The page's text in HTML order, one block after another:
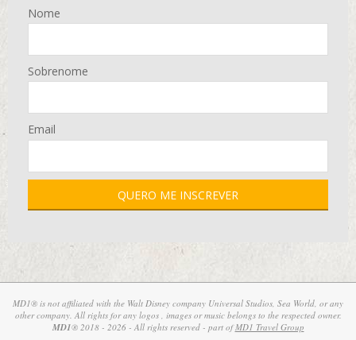
Nome
Sobrenome
Email
MD1® is not affiliated with the Walt Disney company Universal Studios, Sea World, or any
other company. All rights for any logos , images or music belongs to the respected owner.
MD1® 2018 - 2026 - All rights reserved - part ofMD1 Travel Group